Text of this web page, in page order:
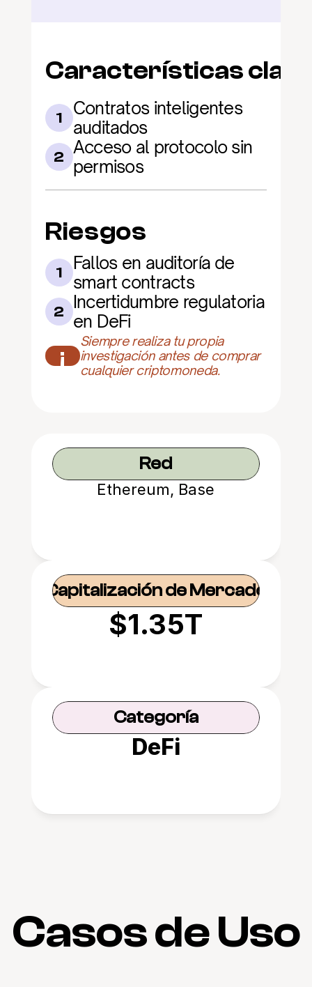
Características
1
Contratos inteligentes
auditados
2 Acceso al protocolo sin
permisos
Riesgos
1
Fallos en auditoría de
smart contracts
2 Incertidumbre regulatoria
en DeFi
¡
Siempre realiza tu propia
investigación antes de comprar
cualquier criptomoneda.
Red
Ethereum, Base
Capitalización de Mercado
$1.35T
Categoría
DeFi
Casos de Uso